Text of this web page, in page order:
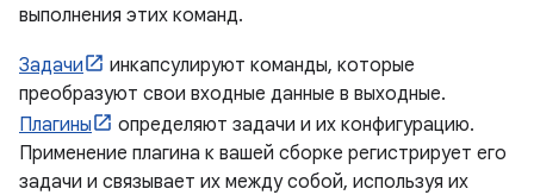
выполнения этих команд.
Задачи
инкапсулируют команды, которые
преобразуют свои входные данные в выходные.
Плагины
определяют задачи и их конфигурацию.
Применение плагина к вашей сборке регистрирует его
задачи и связывает их между собой, используя их